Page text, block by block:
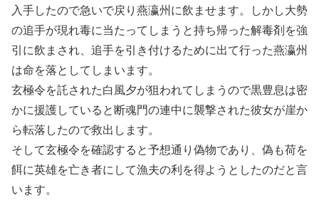
入手したので急いで戻り燕瀛州に飲ませます。しかし大勢
の追手が現れ毒に当たってしまうと持ち帰った解毒剤を強
引に飲まされ、追手を引き付けるために出て行った燕瀛州
は命を落としてしまいます。
玄極令を託された白風夕が狙われてしまうので黒豊息は密
かに援護していると断魂門の連中に襲撃された彼女が崖か
ら転落したので救出します。
そして玄極令を確認すると予想通り偽物であり、偽も荷を
餌に英雄を亡き者にして漁夫の利を得ようとしたのだと言
います。